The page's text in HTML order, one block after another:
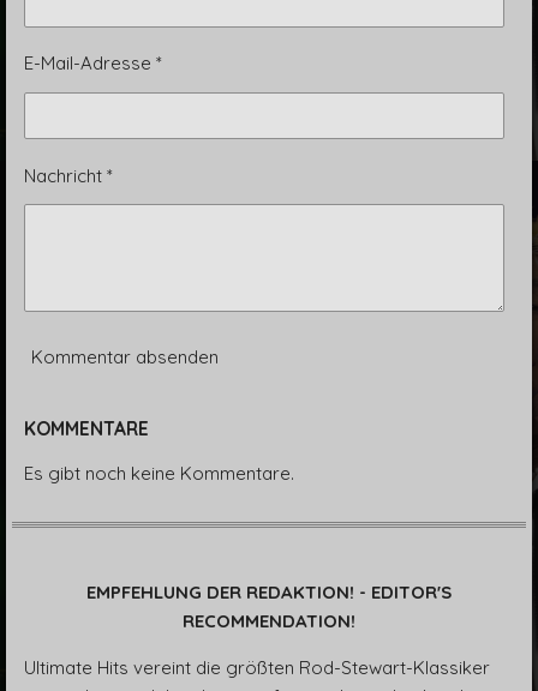
E-Mail-Adresse *
Nachricht *
Kommentar absenden
KOMMENTARE
Es gibt noch keine Kommentare.
EMPFEHLUNG DER REDAKTION! - EDITOR'S
RECOMMENDATION!
Ultimate Hits vereint die größten Rod-Stewart-Klassiker